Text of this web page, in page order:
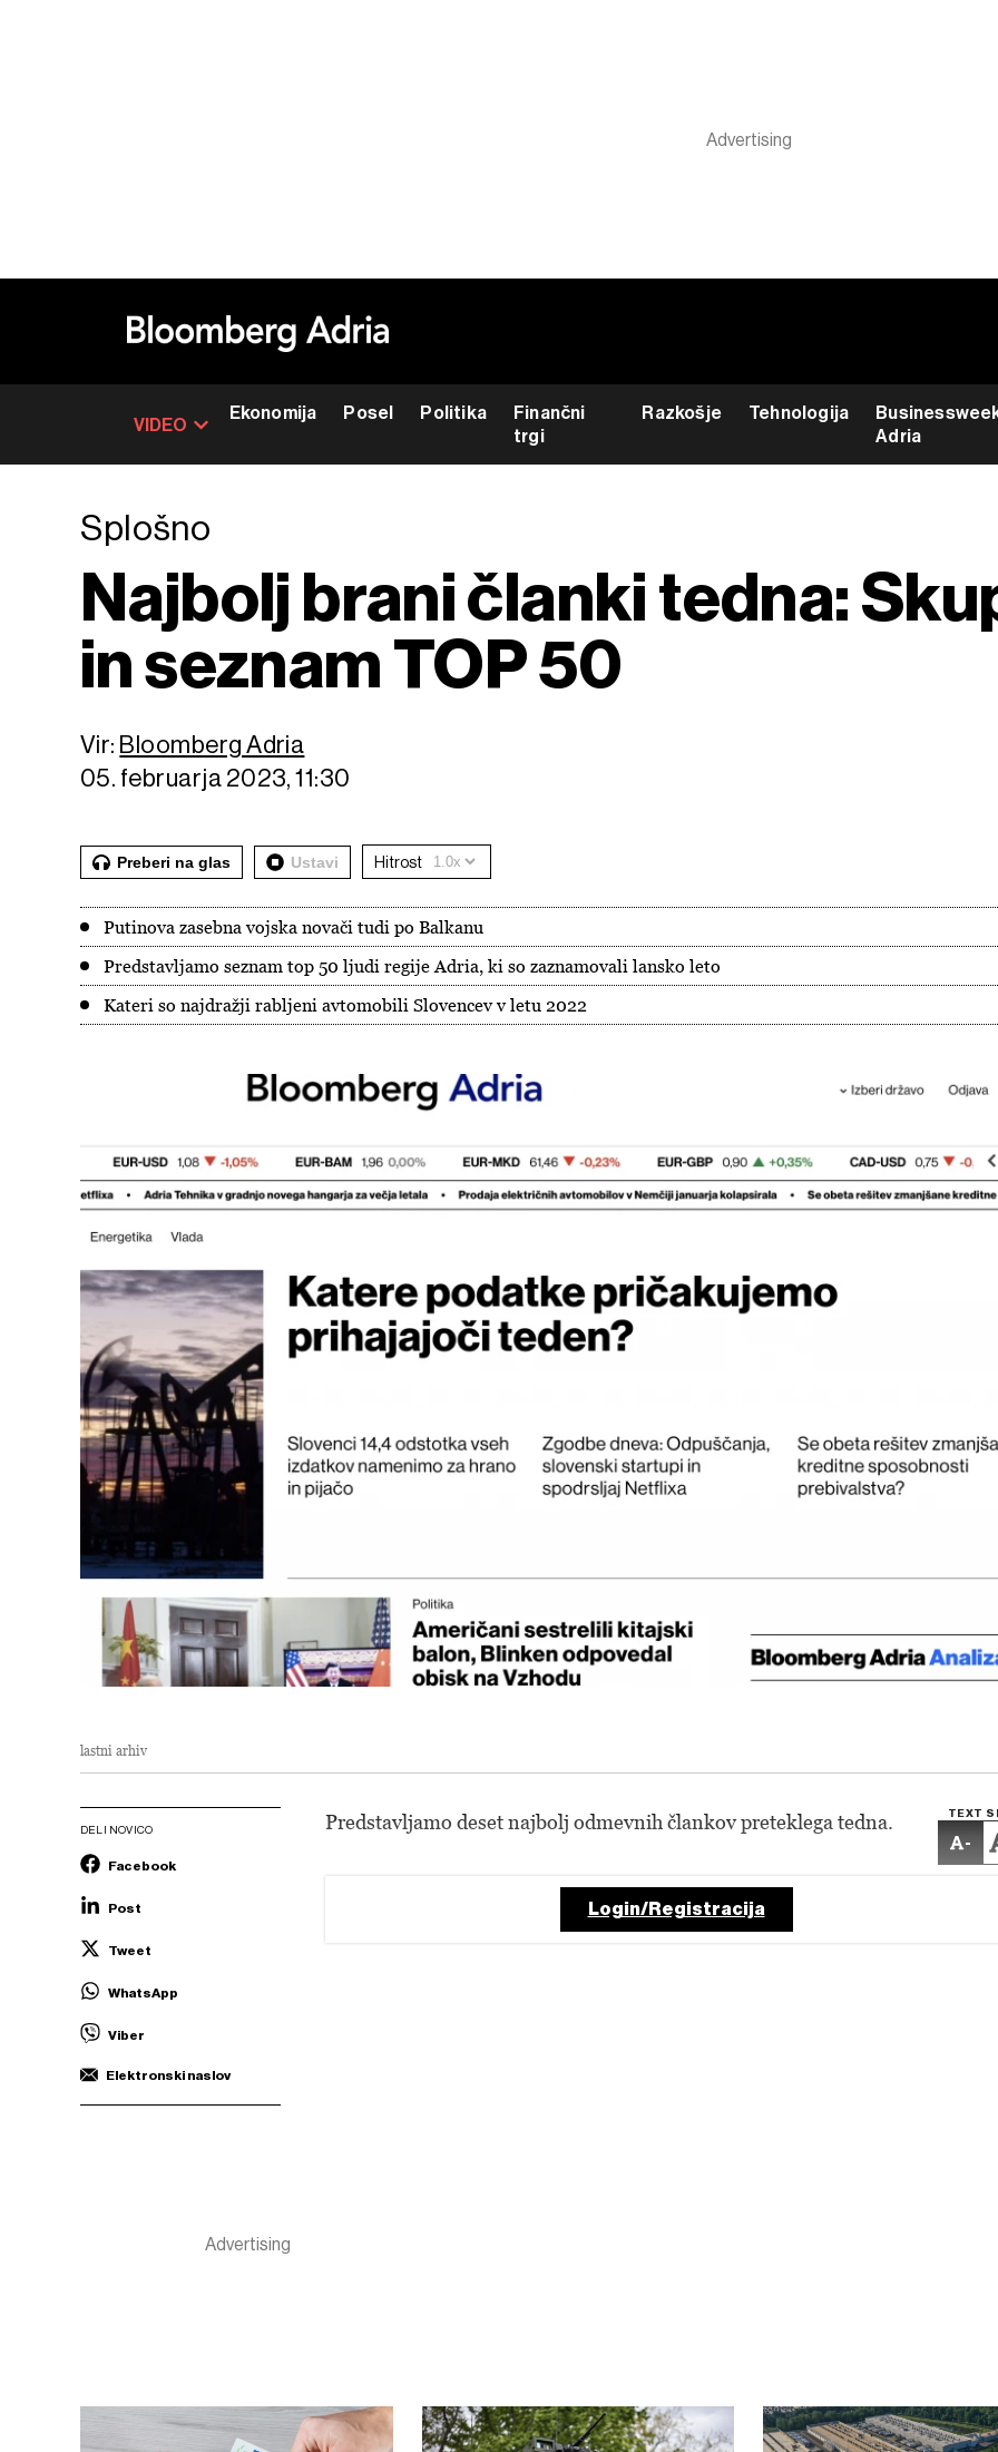
VIDEO
Ekonomija Posel Politika
Finančni
trgi
Razkošje Tehnologija
Adria
Splošno
Najbolj brani članki tedna:
in seznam TOP 50
Vir: Bloomberg Adria
05. februarja 2023, 11:30
Preberi na glas Ustavi Hitrost
Putinova zasebna vojska novači tudi po Balkanu
Predstavljamo seznam top 50 ljudi regije Adria, ki so zaznamovali lansko leto
Kateri so najdražji rabljeni avtomobili Slovencev v letu 2022
lastni arhiv
DELI NOVICO
Facebook
Post
Tweet
WhatsApp
Viber
Elektronski naslov
TEXT
-
Predstavljamo deset najbolj odmevnih člankov preteklega tedna.
Login/Registracija